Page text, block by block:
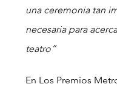
una ceremonia tan
necesaria para
teatro”
En Los Premios